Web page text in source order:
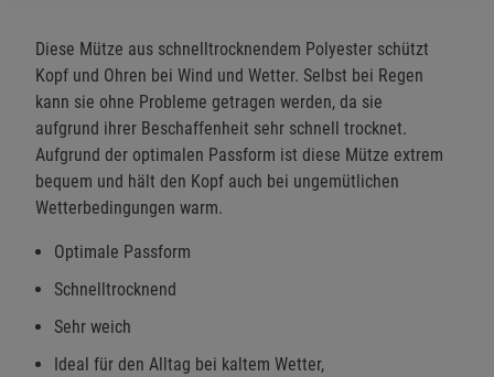
Diese Mütze aus schnelltrocknendem Polyester schützt
Kopf und Ohren bei Wind und Wetter. Selbst bei Regen
kann sie ohne Probleme getragen werden, da sie
aufgrund ihrer Beschaffenheit sehr schnell trocknet.
Aufgrund der optimalen Passform ist diese Mütze extrem
bequem und hält den Kopf auch bei ungemütlichen
Wetterbedingungen warm.
Optimale Passform
Schnelltrocknend
Sehr weich
Ideal für den Alltag bei kaltem Wetter,